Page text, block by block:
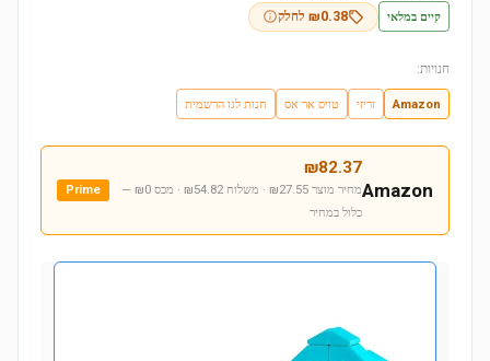
קיים במלאי ₪0.38 לחלק
חנויות:
Amazon זריזי טויס אר אס חנות לגו הרשמית
Amazon
₪82.37
מחיר מוצר ₪27.55 · משלוח ₪54.82 · מכס ₪0
—
כלול במחיר
Prime